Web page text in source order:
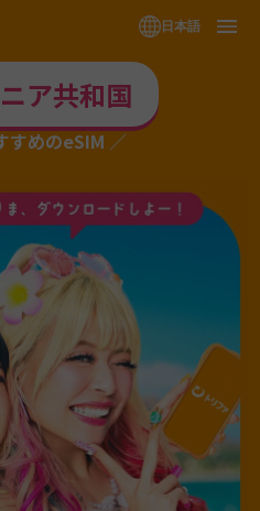
日本語
ア共和国
すめのeSIM